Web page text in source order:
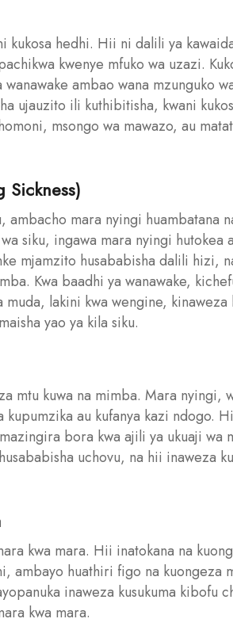
kukosa hedhi. Hii ni dalili ya
kwenye mfuko wa uzazi.
ambao wana mzunguko
ujauzito ili kuthibitisha, kwani
msongo wa mawazo, au
mara nyingi huambatana
siku, ingawa mara nyingi hutokea
mjamzito husababisha dalili hizi,
Kwa baadhi ya wanawake,
lakini kwa wengine, kinaweza
yao ya kila siku.
mtu kuwa na mimba. Mara nyingi,
au kufanya kazi ndogo.
bora kwa ajili ya ukuaji wa
uchovu, na hii inaweza
kwa mara. Hii inatokana na
ambayo huathiri figo na kuongeza
inaweza kusukuma kibofu
kwa mara.